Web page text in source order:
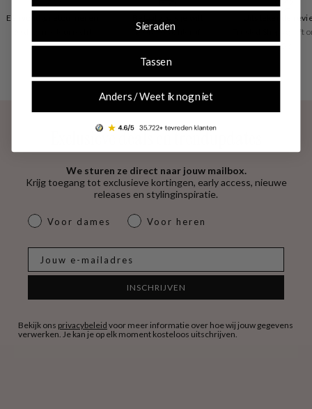
Eenvoudig retourneren
vooraf of achteraf
Uitstekende
Trusted Shops geeft
4.53
Exclusieve deals en trendupdates
We sturen ze direct naar jouw mailbox.
Krijg toegang tot exclusieve kortingen, early access, nieuwe
releases en stylinginspiratie.
dames & heren
Voor dames Voor heren
INSCHRIJVEN
Bekijk ons privacybeleid voor meer informatie over hoe wij jouw gegevens
verwerken. Je kan je op elk moment kosteloos uitschrijven.
Sieraden
Tassen
Anders / Weet ik nog niet